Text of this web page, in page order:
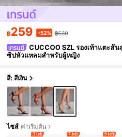
฿259 -52% ฿539
CUCCOO SZL รองเท้าแตะส้
ซิปหัวแหลมสำหรับผู้หญิง
สี: สีเงิน
ไซส์ ค่าเริ่มต้น
3 left 7 left 9 left